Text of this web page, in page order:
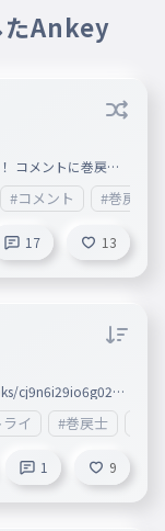
たAnkey
コメントに巻戻士
してねー！ ↓巻戻士
ankey.io/wordbook
https://ankey.io/wo
巻戻士とは！ 悲
察特殊機動隊通称「
込まれたタイムマシ
るまで何十回、何百
#コメント #巻戻士
17 13
cj9n6i29io6g02pl
cjlhuta9
イ #巻戻士
1 9